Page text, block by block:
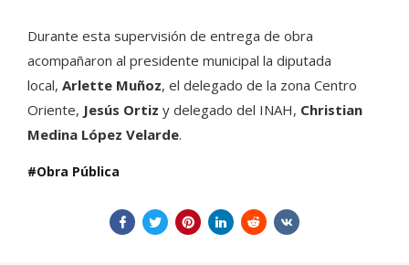
Durante esta supervisión de entrega de obra
acompañaron al presidente municipal la diputada
local, Arlette Muñoz, el delegado de la zona Centro
Oriente, Jesús Ortiz y delegado del INAH, Christian
Medina López Velarde.
Obra Pública